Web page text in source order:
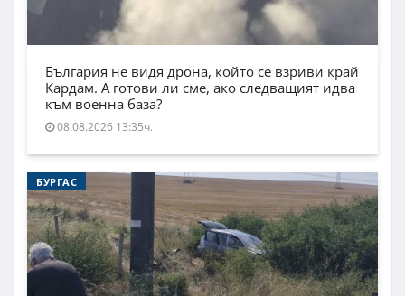
България не видя дрона, който се взриви край
Кардам. А готови ли сме, ако следващият идва
към военна база?
08.08.2026 13:35ч.
БУРГАС